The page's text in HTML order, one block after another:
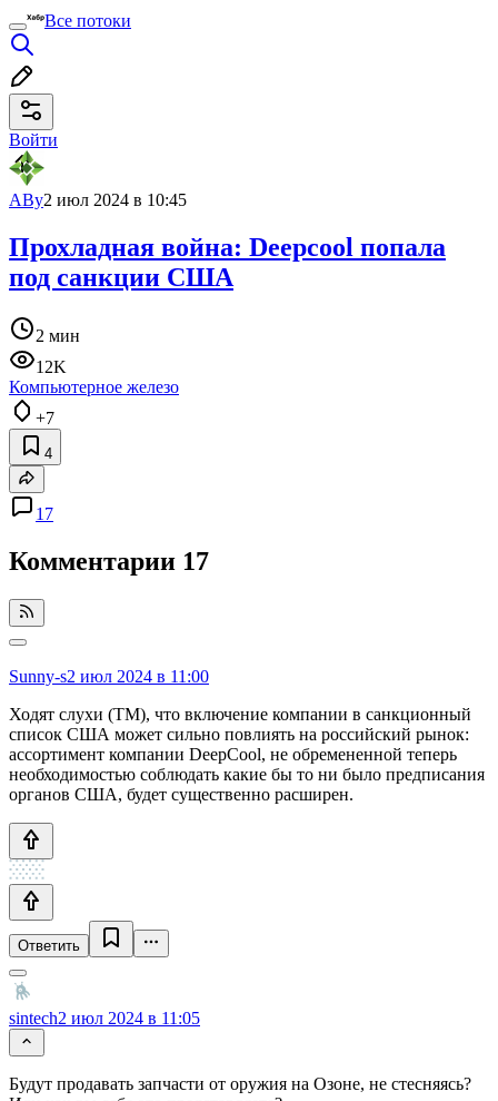
Все потоки
Войти
ABy2 июл 2024 в 10:45
Прохладная война: Deepcool попала
под санкции США
2 мин
12K
Компьютерное железо
+7
4
17
Комментарии 17
Sunny-s2 июл 2024 в 11:00
Ходят слухи (ТМ), что включение компании в санкционный
список США может сильно повлиять на российский рынок:
ассортимент компании DeepCool, не обремененной теперь
необходимостью соблюдать какие бы то ни было предписания
органов США, будет существенно расширен.
Ответить
sintech2 июл 2024 в 11:05
Будут продавать запчасти от оружия на Озоне, не стесняясь?